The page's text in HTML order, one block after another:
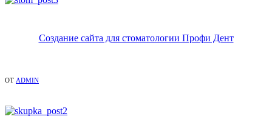
Создание сайта для стоматологии Профи Дент
ОТ ADMIN